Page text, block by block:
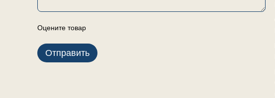
Оцените товар
Отправить